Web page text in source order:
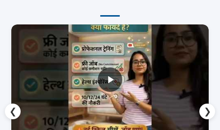
❮ ❯